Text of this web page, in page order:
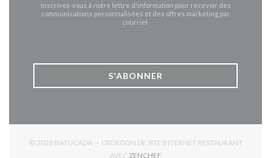
Inscrivez-vous à notre lettre d'information pour recevoir des
communications personnalisées et des offres marketing par
courriel.
S'ABONNER
© 2026 BATUCADA — CRÉATION DE SITE INTERNET RESTAURANT
AVEC ZENCHEF